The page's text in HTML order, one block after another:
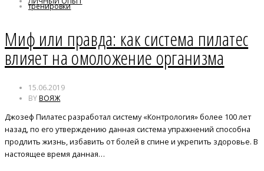
тренировки
Миф или правда: как система пилатес
влияет на омоложение организма
15.06.2019
BYВОЯЖ
Джозеф Пилатес разработал систему «Контрология» более 100 лет
назад, по его утверждению данная система упражнений способна
продлить жизнь, избавить от болей в спине и укрепить здоровье. В
настоящее время данная…